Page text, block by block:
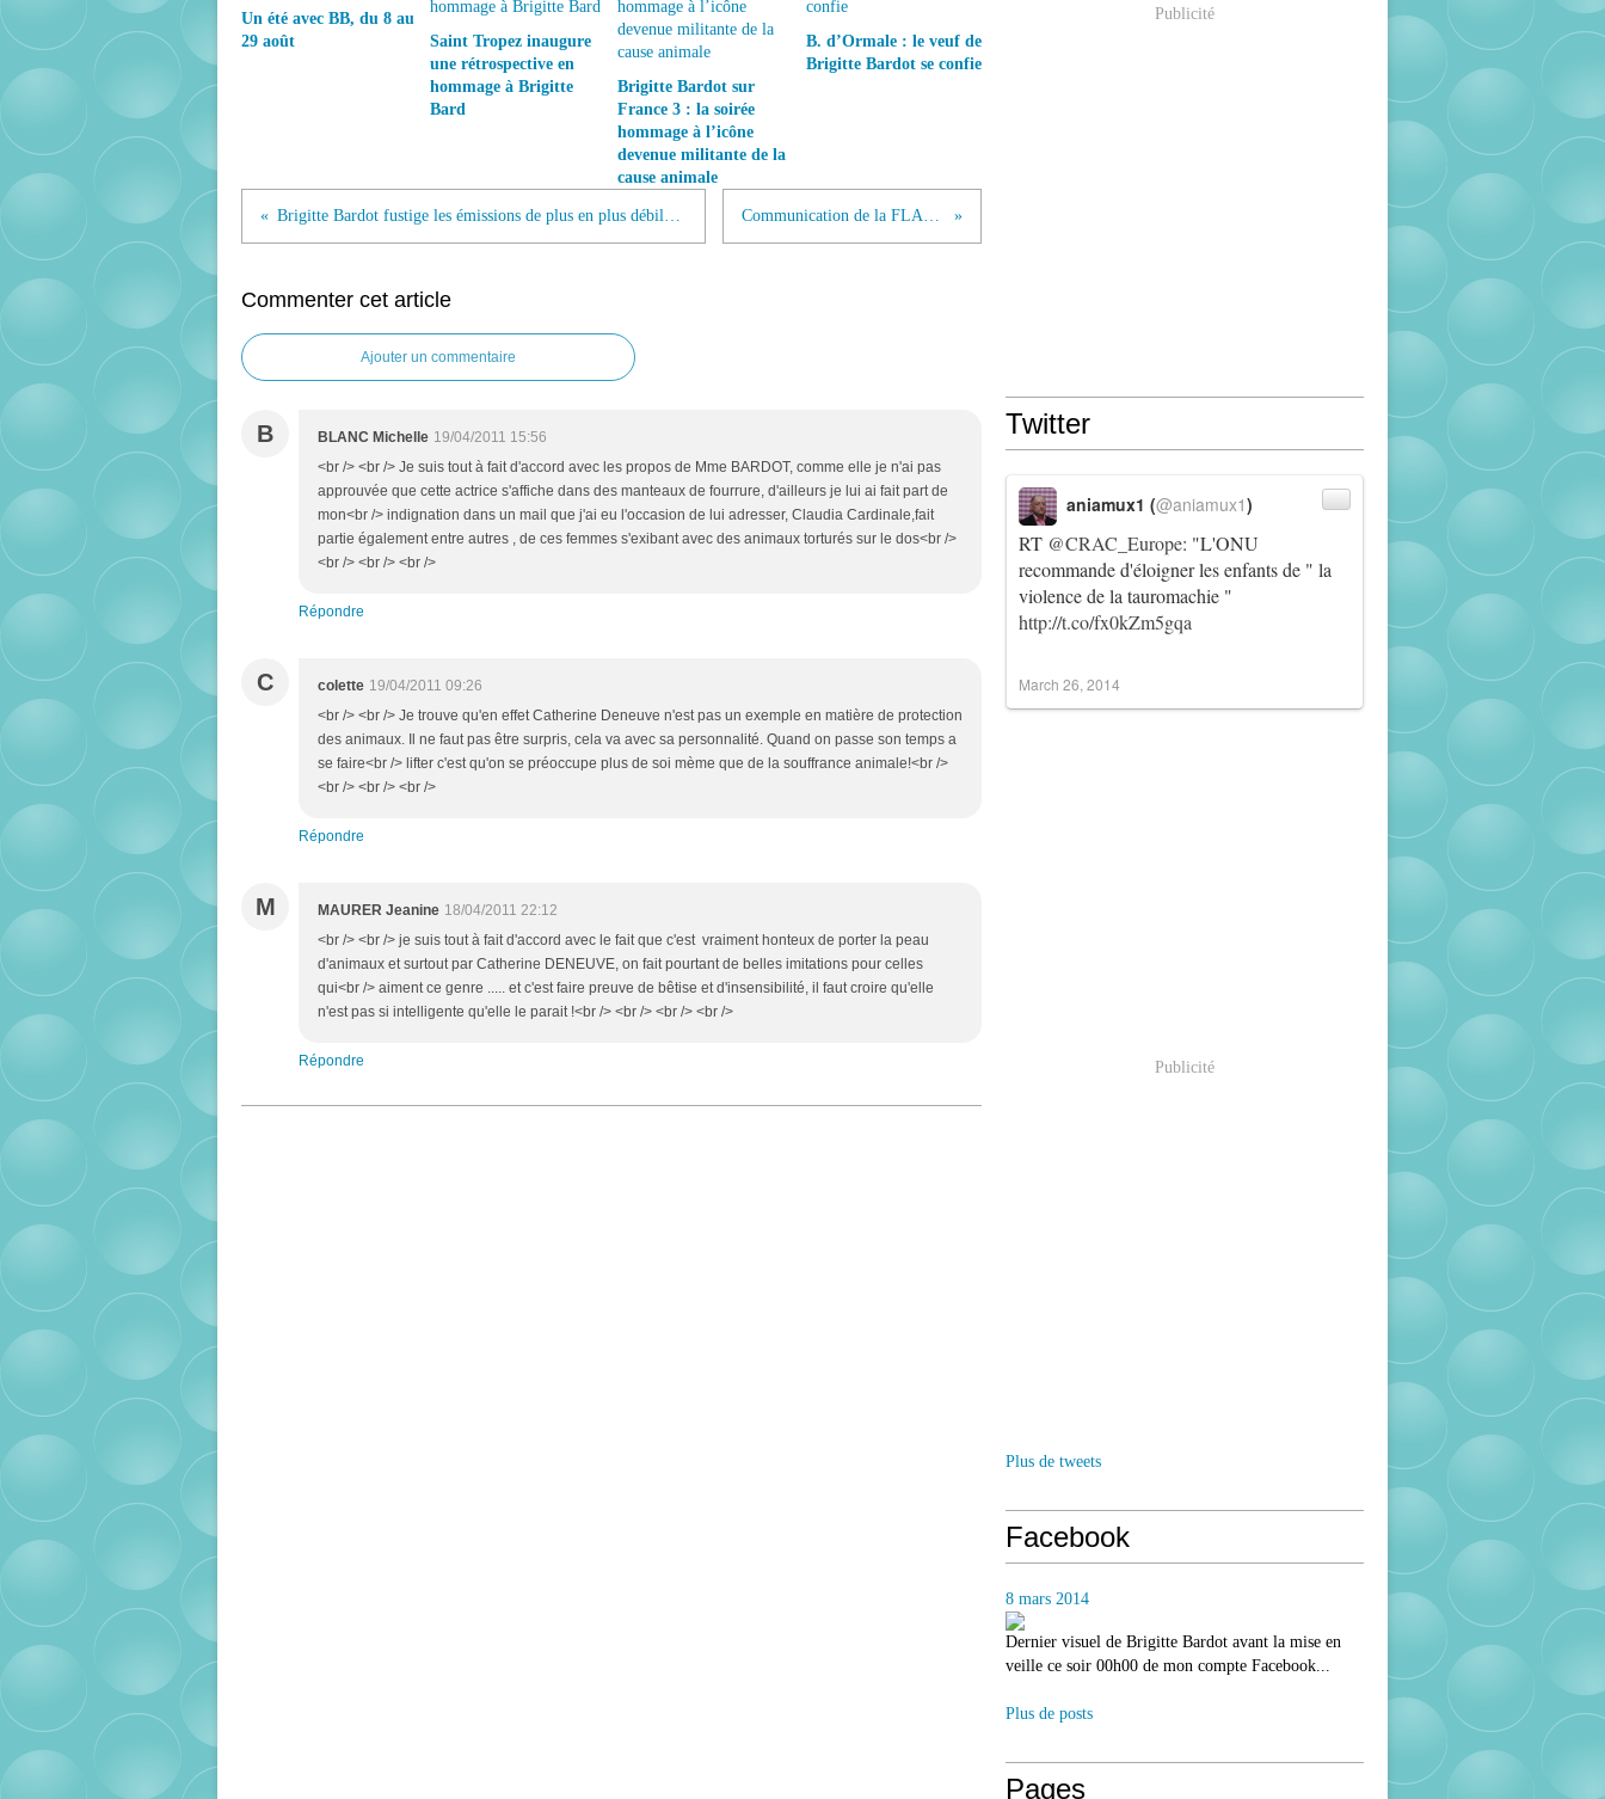
Un été avec BB, du 8 au
29 août
Saint Tropez inaugure
une rétrospective en
hommage à Brigitte
Bard
Brigitte Bardot sur
France 3 : la soirée
hommage à l’icône
devenue militante de la
cause animale
B. d’Ormale : le veuf de
Brigitte Bardot se confie
Brigitte Bardot fustige les émissions de plus en plus débiles... Communication de la FLAC...
Commenter cet article
Ajouter un commentaire
B BLANC Michelle 19/04/2011 15:56
<br /> <br /> Je suis tout à fait d'accord avec les propos de Mme BARDOT, comme elle je n'ai pas
approuvée que cette actrice s'affiche dans des manteaux de fourrure, d'ailleurs je lui ai fait part de
mon<br /> indignation dans un mail que j'ai eu l'occasion de lui adresser, Claudia Cardinale,fait
partie également entre autres , de ces femmes s'exibant avec des animaux torturés sur le dos<br />
<br /> <br /> <br />
Répondre
C colette 19/04/2011 09:26
<br /> <br /> Je trouve qu'en effet Catherine Deneuve n'est pas un exemple en matière de protection
des animaux. Il ne faut pas être surpris, cela va avec sa personnalité. Quand on passe son temps a
se faire<br /> lifter c'est qu'on se préoccupe plus de soi mème que de la souffrance animale!<br />
<br /> <br /> <br />
Répondre
M MAURER Jeanine 18/04/2011 22:12
<br /> <br /> je suis tout à fait d'accord avec le fait que c'est vraiment honteux de porter la peau
d'animaux et surtout par Catherine DENEUVE, on fait pourtant de belles imitations pour celles
qui<br /> aiment ce genre ..... et c'est faire preuve de bêtise et d'insensibilité, il faut croire qu'elle
n'est pas si intelligente qu'elle le parait !<br /> <br /> <br /> <br />
Répondre
Publicité
Twitter
RT @CRAC_Europe: "L'ONU
recommande d'éloigner les enfants de " la
violence de la tauromachie "
http://t.co/fx0kZm5gqa
aniamux1 (@aniamux1)
March 26, 2014
Publicité
Plus de tweets
Facebook
8 mars 2014
Dernier visuel de Brigitte Bardot avant la mise en
veille ce soir 00h00 de mon compte Facebook...
Plus de posts
Pages